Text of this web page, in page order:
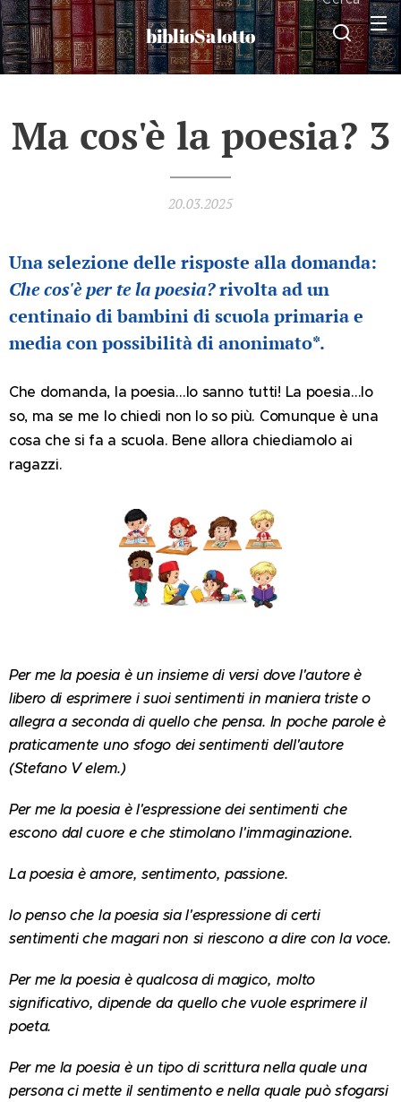
biblioSalotto
Ma cos'è la poesia? 3
20.03.2025
Una selezione delle risposte alla domanda:
Che cos'è per te la poesia?rivolta ad un
centinaio di bambini di scuola primaria e
media con possibilità di anonimato*.
Che domanda, la poesia…lo sanno tutti! La poesia…lo
so, ma se me lo chiedi non lo so più. Comunque è una
cosa che si fa a scuola. Bene allora chiediamolo ai
ragazzi.
Per me la poesia è un insieme di versi dove l'autore è
libero di esprimere i suoi sentimenti in maniera triste o
allegra a seconda di quello che pensa. In poche parole è
praticamente uno sfogo dei sentimenti dell'autore
(Stefano V elem.)
Per me la poesia è l'espressione dei sentimenti che
escono dal cuore e che stimolano l'immaginazione.
La poesia è amore, sentimento, passione.
lo penso che la poesia sia l'espressione di certi
sentimenti che magari non si riescono a dire con la voce.
Per me la poesia è qualcosa di magico, molto
significativo, dipende da quello che vuole esprimere il
poeta.
Per me la poesia è un tipo di scrittura nella quale una
persona ci mette il sentimento e nella quale può sfogarsi